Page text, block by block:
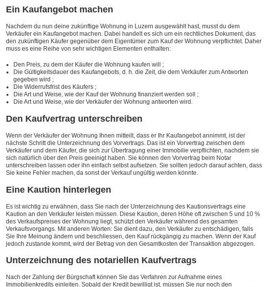
Ein Kaufangebot machen
Nachdem du nun deine zukünftige Wohnung in Luzern ausgewählt hast, musst du dem
Verkäufer ein Kaufangebot machen. Dabei handelt es sich um ein rechtliches Dokument, das
den zukünftigen Käufer gegenüber dem Eigentümer zum Kauf der Wohnung verpflichtet. Daher
muss es eine Reihe von sehr wichtigen Elementen enthalten:
Den Preis, zu dem der Käufer die Wohnung kaufen will ;
Die Gültigkeitsdauer des Kaufangebots, d. h. die Zeit, die dem Verkäufer zum Antworten
gegeben wird ;
Die Widerrufsfrist des Käufers ;
Die Art und Weise, wie der Kauf der Wohnung finanziert werden soll ;
Die Art und Weise, wie der Verkäufer der Wohnung antworten wird.
Den Kaufvertrag unterschreiben
Wenn der Verkäufer der Wohnung Ihnen mitteilt, dass er Ihr Kaufangebot annimmt, ist der
nächste Schritt die Unterzeichnung des Vorvertrags. Das ist ein Vorvertrag zwischen dem
Verkäufer und dem Käufer, die sich zur Übertragung einer Immobilie verpflichten, nachdem sie
sich natürlich über den Preis geeinigt haben. Sie können den Vorvertrag beim Notar
unterschreiben lassen oder ihn einfach selbst aufsetzen. Sie sollten jedoch darauf achten, dass
Sie keine Fehler machen, da sonst der Verkauf ungültig werden könnte.
Eine Kaution hinterlegen
Es ist wichtig zu erwähnen, dass Sie nach der Unterzeichnung des Kautionsvertrags eine
Kaution an den Verkäufer leisten müssen. Diese Kaution, deren Höhe oft zwischen 5 und 10 %
des Verkaufspreises der Wohnung liegt, schützt den Verkäufer während des gesamten
Verkaufsvorgangs. Mit anderen Worten: Sie dient dazu, den Verkäufer zu entschädigen, falls
Sie Ihre Meinung ändern und beschliessen, den Kauf rückgängig zu machen. Wenn der Kauf
jedoch zustande kommt, wird der Betrag von den Gesamtkosten der Transaktion abgezogen.
Unterzeichnung des notariellen Kaufvertrags
Nach der Zahlung der Bürgschaft können Sie das Verfahren zur Aufnahme eines
Immobilienkredits einleiten. Sobald der Kredit bewilligt ist, müssen Sie nur noch den